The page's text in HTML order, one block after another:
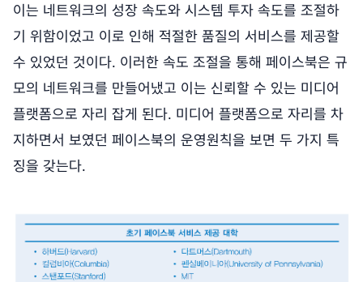
이는 네트워크의 성장 속도와 시스템 투자 속도를 조절하
기 위함이었고 이로 인해 적절한 품질의 서비스를 제공할
수 있었던 것이다. 이러한 속도 조절을 통해 페이스북은 규
모의 네트워크를 만들어냈고 이는 신뢰할 수 있는 미디어
플랫폼으로 자리 잡게 된다. 미디어 플랫폼으로 자리를 차
지하면서 보였던 페이스북의 운영원칙을 보면 두 가지 특
징을 갖는다.